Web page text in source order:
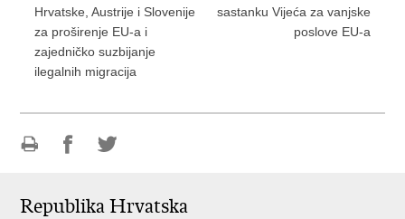
Hrvatske, Austrije i Slovenije
za proširenje EU-a i
zajedničko suzbijanje
ilegalnih migracija
sastanku Vijeća za vanjske
poslove EU-a
Facebooku
Twitteru
Republika Hrvatska